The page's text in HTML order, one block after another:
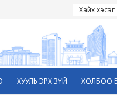
ХУУЛЬ ЭРХ ЗҮЙ ХОЛБОО